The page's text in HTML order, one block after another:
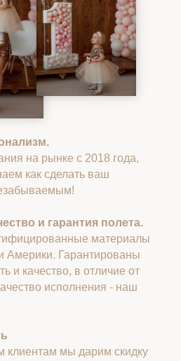
на рынке с 2018 года,
как сделать ваш
и гарантия полета.
материалы
Америки. Гарантированы
и качество, в отличие от
исполнения - наш
клиентам мы дарим скидку